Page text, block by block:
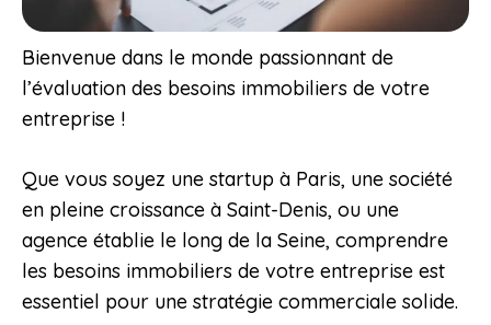
Bienvenue dans le monde passionnant de
l’évaluation des besoins immobiliers de votre
entreprise !
Que vous soyez une startup à Paris, une société
en pleine croissance à Saint-Denis, ou une
agence établie le long de la Seine, comprendre
les besoins immobiliers de votre entreprise est
essentiel pour une stratégie commerciale solide.